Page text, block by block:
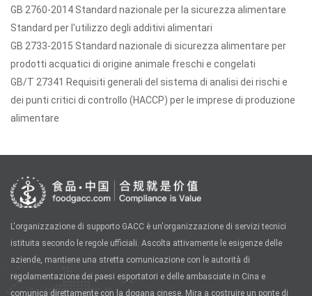
GB 2760-2014 Standard nazionale per la sicurezza alimentare
Standard per l'utilizzo degli additivi alimentari
GB 2733-2015 Standard nazionale di sicurezza alimentare per
prodotti acquatici di origine animale freschi e congelati
GB/T 27341 Requisiti generali del sistema di analisi dei rischi e
dei punti critici di controllo (HACCP) per le imprese di produzione
alimentare
L'organizzazione di supporto GACC è un'organizzazione di servizi tecnici
istituita secondo le regole ufficiali. Ascolta attivamente le esigenze delle
aziende, mantiene una stretta comunicazione con le autorità di
regolamentazione dei paesi esportatori e delle ambasciate in Cina e
comunica direttamente con la dogana cinese. Mira a costruire un ponte di